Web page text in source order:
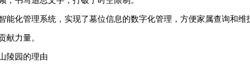
能化管理系统，实现了墓位信息的数字化管理，方便家属查询和
献力量。
陵园的理由